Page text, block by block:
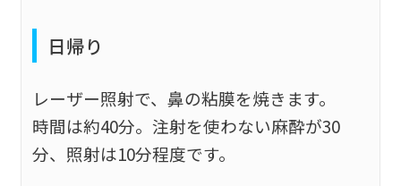
日帰り
レーザー照射で、鼻の粘膜を焼きます。
時間は約40分。注射を使わない麻酔が30
分、照射は10分程度です。